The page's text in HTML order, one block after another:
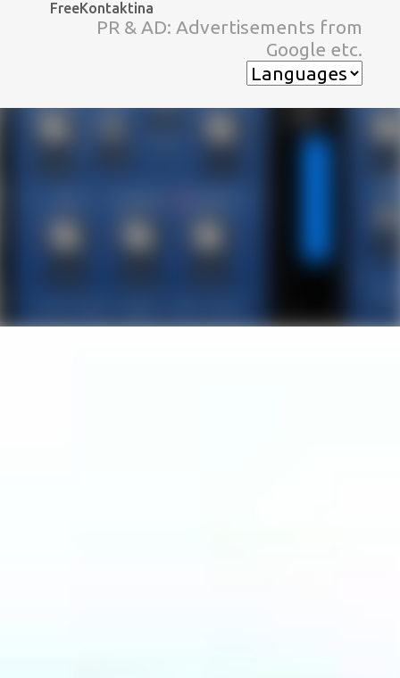
スキップしてメイン コンテンツに移動
FreeKontaktina
PR & AD: Advertisements from
Google etc.